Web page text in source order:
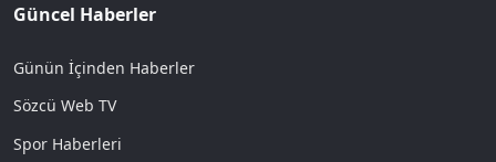
Güncel Haberler
Günün İçinden Haberler
Sözcü Web TV
Spor Haberleri